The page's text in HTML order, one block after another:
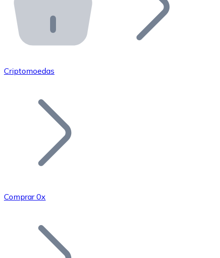
API Bitnovo
Integre nossa API no seu ecossistema.
Junte-se à nossa rede de revendedores e comercialize
Adicione o token do seu projeto ao nosso serviço de
Bitcoin
Criptomoedas
Comprar 0x